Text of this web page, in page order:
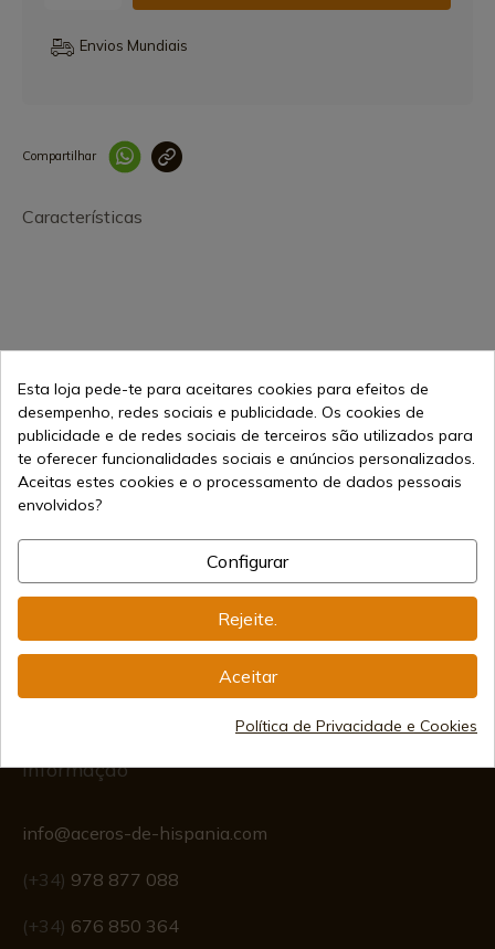
Envios Mundiais
Compartilhar
Características
70,98 € Adicionar ao carrinho
Vendendo online desde 1998
Seguros
Frete Internacional
Informação
info@aceros-de-hispania.com
(+34) 978 877 088
(+34) 676 850 364
Esta loja pede-te para aceitares cookies para efeitos de
desempenho, redes sociais e publicidade. Os cookies de
publicidade e de redes sociais de terceiros são utilizados para
te oferecer funcionalidades sociais e anúncios personalizados.
Aceitas estes cookies e o processamento de dados pessoais
envolvidos?
Configurar
Rejeite.
Aceitar
Política de Privacidade e Cookies